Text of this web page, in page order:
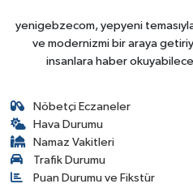
yenigebzecom, yepyeni
ve modernizmi bir araya
insanlara haber
Nöbetçi Eczaneler
Hava Durumu
Namaz Vakitleri
Trafik Durumu
Puan Durumu ve Fikstür